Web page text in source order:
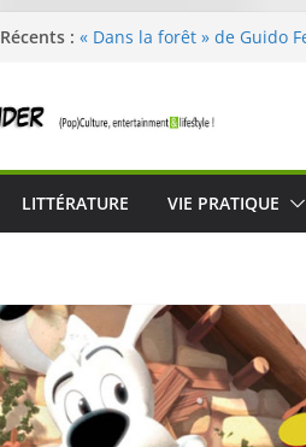
Récents : « Dans la forêt » de Guido
Célestin en concert : une
« In The Beginning was
néoclassique de Nico
Skullcandy dévoile le
LITTÉRATURE VIE PRATIQUE